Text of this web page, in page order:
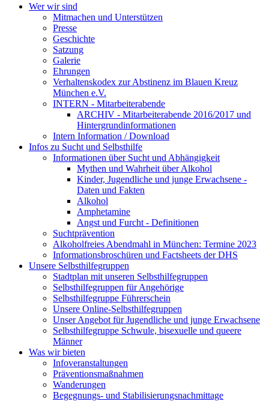
Wer wir sind
Mitmachen und Unterstützen
Presse
Geschichte
Satzung
Galerie
Ehrungen
Verhaltenskodex zur Abstinenz im Blauen Kreuz
München e.V.
INTERN - Mitarbeiterabende
ARCHIV - Mitarbeiterabende 2016/2017 und
Hintergrundinformationen
Intern Information / Download
Infos zu Sucht und Selbsthilfe
Informationen über Sucht und Abhängigkeit
Mythen und Wahrheit über Alkohol
Kinder, Jugendliche und junge Erwachsene -
Daten und Fakten
Alkohol
Amphetamine
Angst und Furcht - Definitionen
Suchtprävention
Alkoholfreies Abendmahl in München: Termine 2023
Informationsbroschüren und Factsheets der DHS
Unsere Selbsthilfegruppen
Stadtplan mit unseren Selbsthilfegruppen
Selbsthilfegruppen für Angehörige
Selbsthilfegruppe Führerschein
Unsere Online-Selbsthilfegruppen
Unser Angebot für Jugendliche und junge Erwachsene
Selbsthilfegruppe Schwule, bisexuelle und queere
Männer
Was wir bieten
Infoveranstaltungen
Präventionsmaßnahmen
Wanderungen
Begegnungs- und Stabilisierungsnachmittage